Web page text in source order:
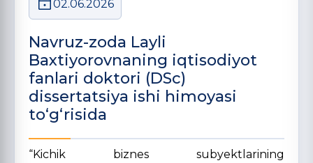
02.06.2026
Navruz-zoda Layli
Baxtiyorovnaning iqtisodiyot
fanlari doktori (DSc)
dissertatsiya ishi himoyasi
to‘g‘risida
“Kichik biznes subyektlarining